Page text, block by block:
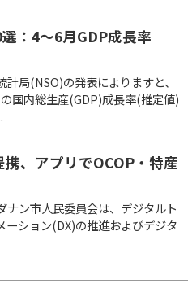
：4～6月GDP成長率
局(NSO)の発表によりますと、
国内総生産(GDP)成長率(推定値)
、アプリでOCOP・特産
ナン市人民委員会は、デジタルト
ーション(DX)の推進およびデジタ